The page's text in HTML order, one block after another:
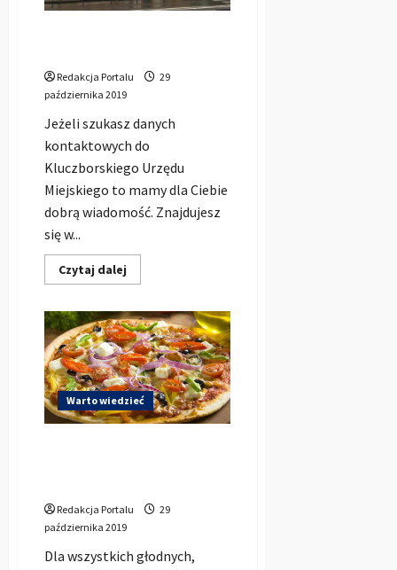
Redakcja Portalu
29
października 2019
Jeżeli szukasz danych
kontaktowych do
Kluczborskiego Urzędu
Miejskiego to mamy dla Ciebie
dobrą wiadomość. Znajdujesz
się w...
Czytaj dalej
się
Urząd
Miejski
w
Kluczborku
–
Dane
Kontaktowe
Warto wiedzieć
Redakcja Portalu
29
października 2019
Dla wszystkich głodnych,